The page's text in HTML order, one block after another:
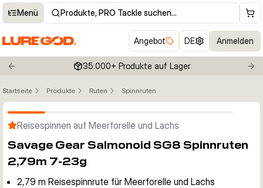
Menü Produkte, PRO Tackle suchen…
Angebot DE Anmelden
Previous slide 35.000+ Produkte auf Lager
Startseite Produkte Ruten SpinnrutenKlicken um Zoom zu aktivieren
Reisespinnen auf Meerforelle und Lachs
Savage Gear Salmonoid SG8 Spinnruten
2,79m 7-23g
2,79 m Reisespinnrute für Meerforelle und Lachs